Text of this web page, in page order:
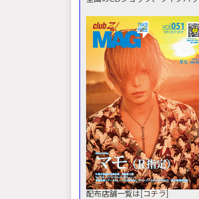
配布店舗一覧は[ コチラ